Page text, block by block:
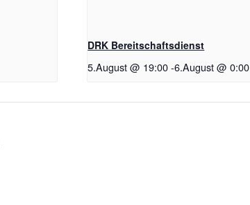
DRK Bereitschaftsdienst
5.August @ 19:00 -6.August @ 0:00